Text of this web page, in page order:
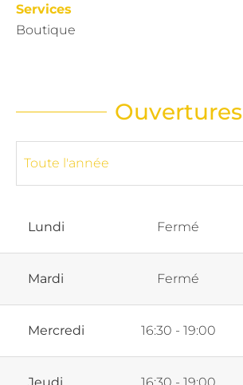
Services
Boutique
Ouvertures
Lundi Fermé
Mardi Fermé
Mercredi 16:30 - 19:00